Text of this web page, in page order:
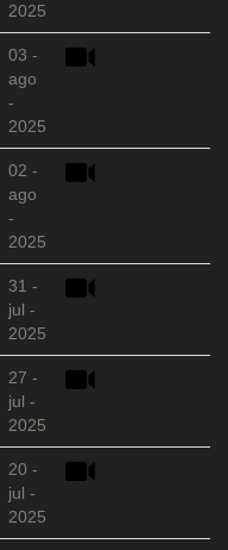
2025
03 -
ago
-
2025
02 -
ago
-
2025
31 -
jul -
2025
27 -
jul -
2025
20 -
jul -
2025